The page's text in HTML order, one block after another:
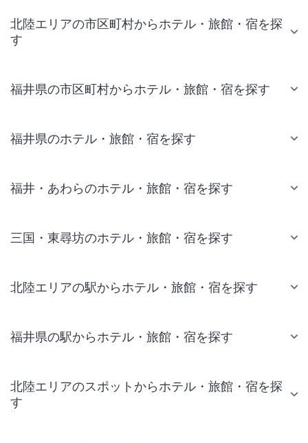
北陸エリアの市区町村からホテル・旅館・宿を探
す
福井県の市区町村からホテル・旅館・宿を探す
福井県のホテル・旅館・宿を探す
福井・あわらのホテル・旅館・宿を探す
三国・東尋坊のホテル・旅館・宿を探す
北陸エリアの駅からホテル・旅館・宿を探す
福井県の駅からホテル・旅館・宿を探す
北陸エリアのスポットからホテル・旅館・宿を探
す